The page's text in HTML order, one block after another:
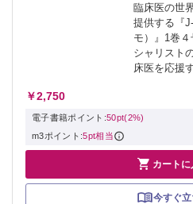
臨床医の世
提供する『
モ）』1巻
シャリスト
床医を応援
120本有余
そこで今回
￥2,750
電子書籍ポイント:50pt(2%)
m3ポイント:5pt相当
 カートに
今すぐ